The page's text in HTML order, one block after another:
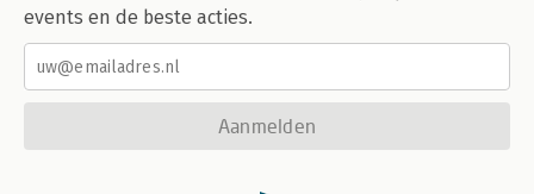
events en de beste acties.
Aanmelden